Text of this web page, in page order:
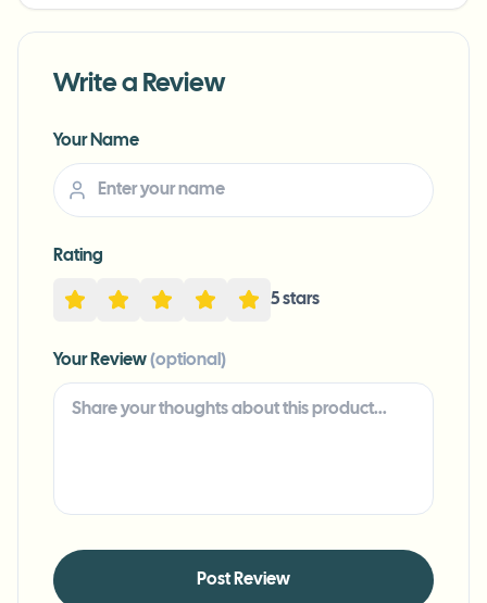
Write a Review
Your Name
Rating
5 stars
Your Review (optional)
Post Review